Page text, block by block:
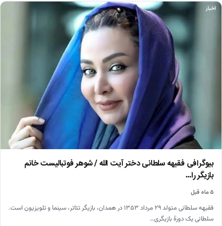
اخبار
بیوگرافی فقیهه سلطانی دختر آیت الله / شوهر فوتبالیست خانم
بازیگر را…
۵ ماه قبل
فقیهه سلطانی متولد ۲۹ مرداد ۱۳۵۳ در همدان، بازیگر تئاتر، سینما و تلویزیون است.
سلطانی یک دورهٔ بازیگری…